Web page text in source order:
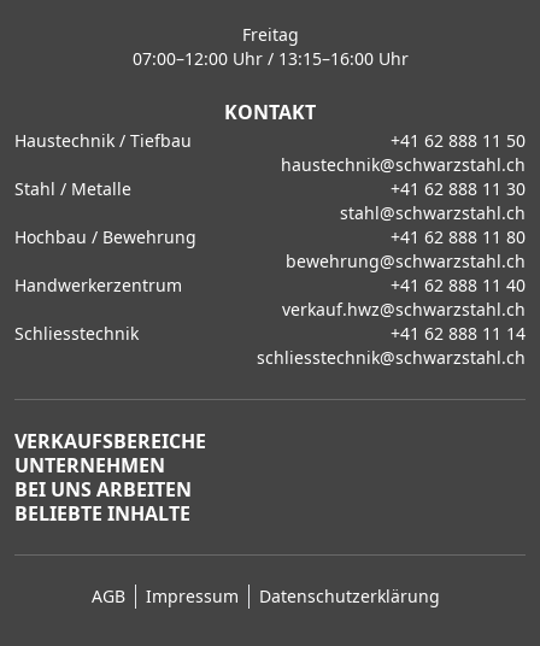
Freitag
07:00–12:00 Uhr / 13:15–16:00 Uhr
KONTAKT
Haustechnik / Tiefbau
+41 62 888 11 50
haustechnik@schwarzstahl.ch
Stahl / Metalle
+41 62 888 11 30
stahl@schwarzstahl.ch
Hochbau / Bewehrung
+41 62 888 11 80
bewehrung@schwarzstahl.ch
Handwerkerzentrum
+41 62 888 11 40
verkauf.hwz@schwarzstahl.ch
Schliesstechnik
+41 62 888 11 14
schliesstechnik@schwarzstahl.ch
VERKAUFSBEREICHE
UNTERNEHMEN
BEI UNS ARBEITEN
BELIEBTE INHALTE
AGB Impressum Datenschutzerklärung